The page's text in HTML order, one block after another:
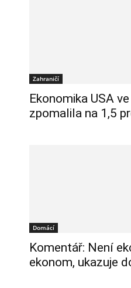
Zahraničí
Ekonomika USA
zpomalila na 1,5
Domácí
Komentář: Není
ekonom, ukazuje